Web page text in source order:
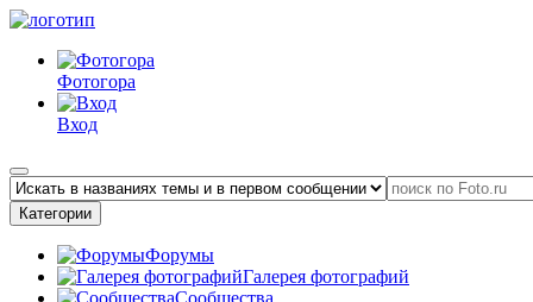
Фотогора
Вход
Категории
Форумы
Галерея фотографий
Сообщества